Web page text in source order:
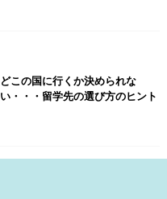
どこの国に行くか決められな
い・・・留学先の選び方のヒント